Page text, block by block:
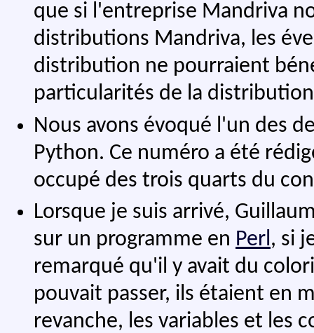
que si l'entreprise Mandriva
distributions Mandriva, les
distribution ne pourraient
particularités de la
Nous avons évoqué l'un des
Python. Ce numéro a été
occupé des trois quarts du
Lorsque je suis arrivé,
sur un programme en Perl, si
remarqué qu'il y avait du
pouvait passer, ils étaient en
revanche, les variables et les